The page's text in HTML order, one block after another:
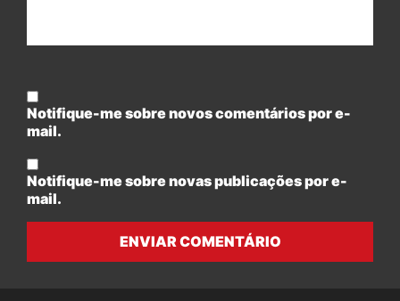
Notifique-me sobre novos comentários por e-
mail.
Notifique-me sobre novas publicações por e-
mail.
ENVIAR COMENTÁRIO